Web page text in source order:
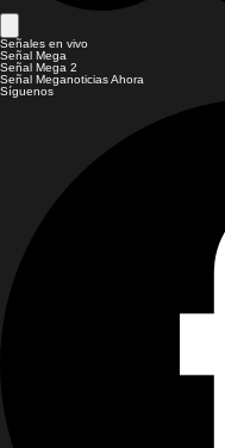
Señales en vivo
Señal Mega
Señal Mega 2
Señal Meganoticias Ahora
Síguenos